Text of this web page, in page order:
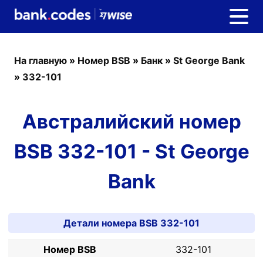
На главную » Номер BSB » Банк » St George Bank
» 332-101
Австралийский номер
BSB 332-101 - St George
Bank
Детали номера BSB 332-101
Номер BSB
332-101